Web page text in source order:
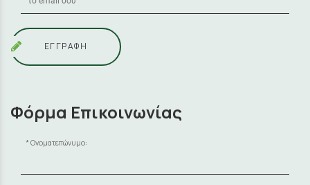
ΕΓΓΡΑΦΗ
Φόρμα Επικοινωνίας
Ονοματεπώνυμο: